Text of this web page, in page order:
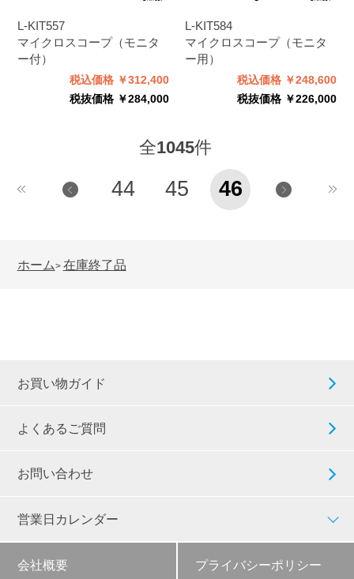
L-KIT557
マイクロスコープ（モニタ
ー付）
税込価格 ￥312,400
税抜価格 ￥284,000
L-KIT584
マイクロスコープ（モニタ
ー用）
税込価格 ￥248,600
税抜価格 ￥226,000
全1045件
44 45 46
ホーム> 在庫終了品
お買い物ガイド
よくあるご質問
お問い合わせ
営業日カレンダー
会社概要 プライバシーポリシー